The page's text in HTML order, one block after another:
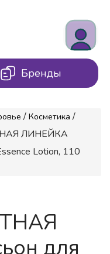
Бренды
/ Косметика /
ЛИНЕЙКА
Lotion, 110
для